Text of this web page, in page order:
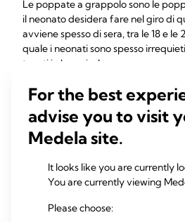
Le poppate a grappolo sono le
il neonato desidera fare nel giro di
avviene spesso di sera, tra le 18 e le
quale i neonati sono spesso
tenuti in braccio. Le mamme spesso
neonato. È un comportamento
comune per i neonati che, durante il
sono invece sereni, mangiano,
generalmente godono di buona
Le poppate a grappolo possono
uno scatto di crescita del bambino,
al sicuro, rassicurato e amato.
calmarsi o potrebbe sentirsi
For the best
advise you to visit
Medela site.
It looks like you are currently
You are currently viewing
Please choose: